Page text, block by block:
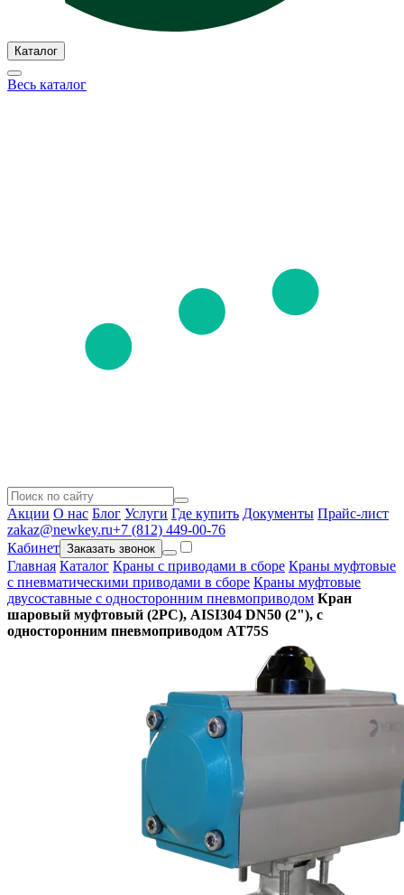
Каталог
Весь каталог
Акции О нас Блог Услуги Где купить Документы Прайс-лист
zakaz@newkey.ru+7 (812) 449-00-76
Кабинет Заказать звонок
Главная Каталог Краны с приводами в сборе Краны муфтовые
с пневматическими приводами в сборе Краны муфтовые
двусоставные с односторонним пневмоприводом Кран
шаровый муфтовый (2PC), AISI304 DN50 (2"), с
односторонним пневмоприводом AT75S